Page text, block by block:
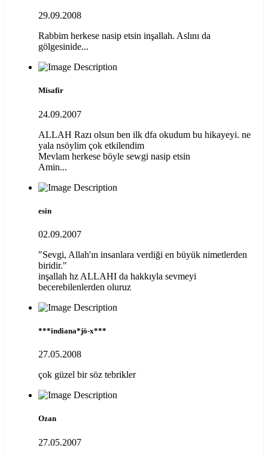
29.09.2008
Rabbim herkese nasip etsin inşallah. Aslını da
gölgesinide...
Misafir
24.09.2007
ALLAH Razı olsun ben ilk dfa okudum bu hikayeyi. ne
yala nsöylim çok etkilendim
Mevlam herkese böyle sewgi nasip etsin
Amin...
esin
02.09.2007
"Sevgi, Allah'ın insanlara verdiği en büyük nimetlerden
biridir."
inşallah hz ALLAHI da hakkıyla sevmeyi
becerebilenlerden oluruz
***indiana*jö-x***
27.05.2008
çok güzel bir söz tebrikler
Ozan
27.05.2007